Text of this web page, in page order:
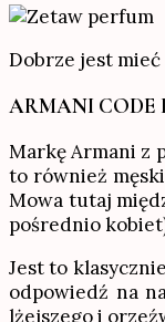
Dobrze jest
ARMANI CODE
Markę Armani z
to również
Mowa tutaj
pośrednio
Jest to
odpowiedź na
lżejszego i